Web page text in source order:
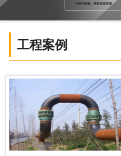
工程案例